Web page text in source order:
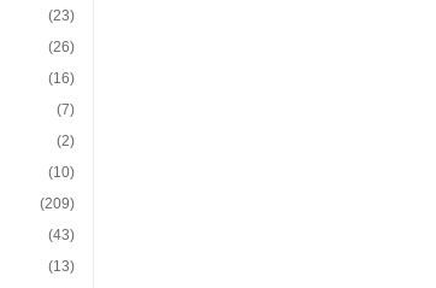
(23)
(26)
(16)
(7)
(2)
(10)
(209)
(43)
(13)